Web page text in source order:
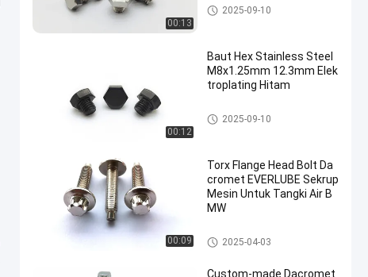
00:13
Baut Hub Roda
2025-09-10
00:12
Baut Hex Stainless Steel
M8x1.25mm 12.3mm Elek
troplating Hitam
Baut Hub Roda
2025-09-10
00:09
Torx Flange Head Bolt Da
cromet EVERLUBE Sekrup
Mesin Untuk Tangki Air B
MW
Baut Hub Roda
2025-04-03
Custom-made Dacromet